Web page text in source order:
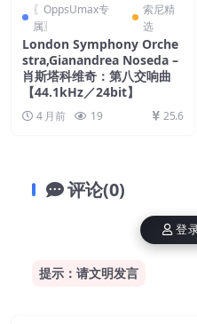
〖OppsUmax专
属〗
索尼精
选
London Symphony Orche
stra,Gianandrea Noseda –
肖斯塔科维奇：第八交响曲
【44.1kHz／24bit】
4 月前 19 25.6
评论(0)
提示：请文明发言
登